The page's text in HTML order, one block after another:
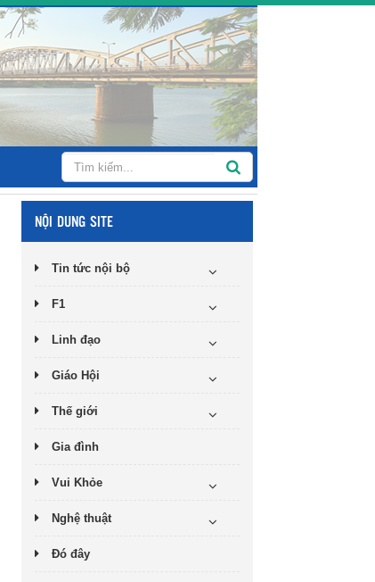
NỘI DUNG SITE
Tin tức nội bộ
F1
Linh đạo
Giáo Hội
Thế giới
Gia đình
Vui Khỏe
Nghệ thuật
Đó đây